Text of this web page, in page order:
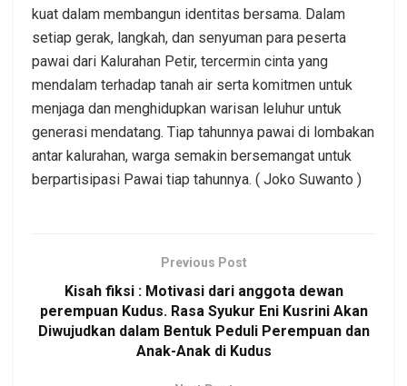
kuat dalam membangun identitas bersama. Dalam
setiap gerak, langkah, dan senyuman para peserta
pawai dari Kalurahan Petir, tercermin cinta yang
mendalam terhadap tanah air serta komitmen untuk
menjaga dan menghidupkan warisan leluhur untuk
generasi mendatang. Tiap tahunnya pawai di lombakan
antar kalurahan, warga semakin bersemangat untuk
berpartisipasi Pawai tiap tahunnya. ( Joko Suwanto )
Previous Post
Kisah fiksi : Motivasi dari anggota dewan
perempuan Kudus. Rasa Syukur Eni Kusrini Akan
Diwujudkan dalam Bentuk Peduli Perempuan dan
Anak-Anak di Kudus